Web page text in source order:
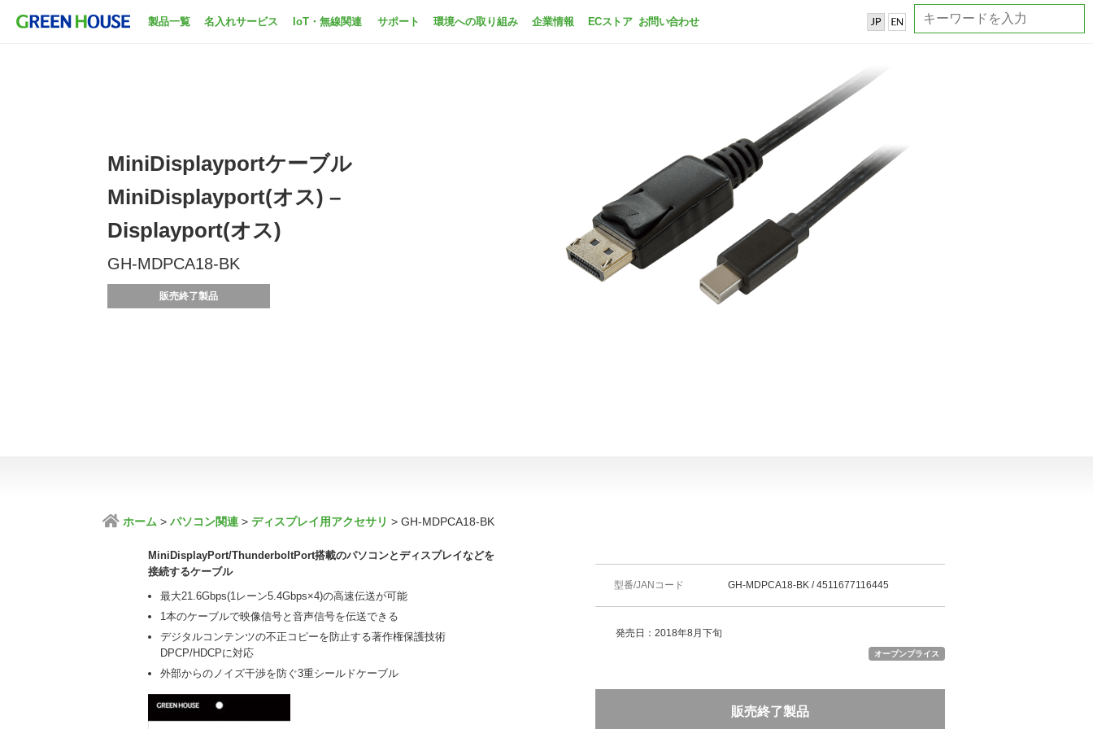
製品一覧 名入れサービス IoT・無線関連 サポート 環境への取り組み 企業情報 ECストア お問い合わせ
MiniDisplayportケーブル
MiniDisplayport(オス) –
Displayport(オス)
GH-MDPCA18-BK
販売終了製品
ホーム パソコン関連 ディスプレイ用アクセサリ GH-MDPCA18-BK
MiniDisplayPort/ThunderboltPort搭載のパソコンとディスプレイなどを
接続するケーブル
最大21.6Gbps(1レーン5.4Gbps×4)の高速伝送が可能
1本のケーブルで映像信号と音声信号を伝送できる
デジタルコンテンツの不正コピーを防止する著作権保護技術
DPCP/HDCPに対応
外部からのノイズ干渉を防ぐ3重シールドケーブル
型番/JANコード GH-MDPCA18-BK / 4511677116445
発売日：2018年8月下旬
オープンプライス
販売終了製品